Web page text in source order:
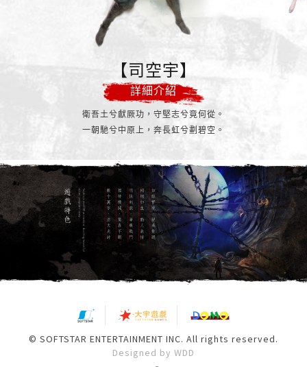
司空宇
詳細介紹
衛吾土兮獻厥功 ，守堅志兮竟何從 。
一朝馳兮中原上 ，奔長虹兮劃碧空 。
© SOFTSTAR ENTERTAINMENT INC. All rights reserved.
Designed by WDD